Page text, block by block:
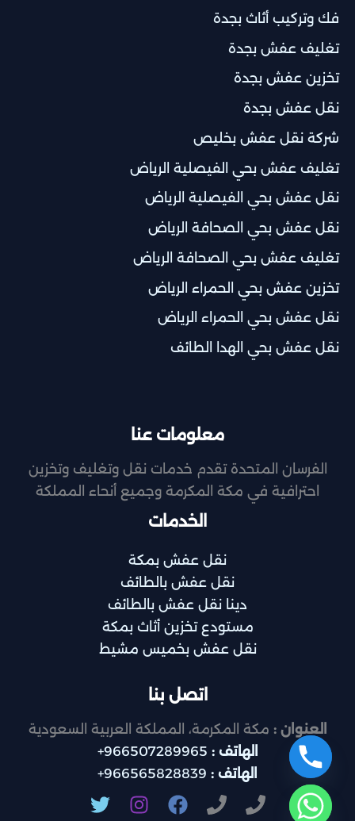
فك وتركيب أثاث بجدة
تغليف عفش بجدة
تخزين عفش بجدة
نقل عفش بجدة
شركة نقل عفش بخليص
تغليف عفش بحي الفيصلية الرياض
نقل عفش بحي الفيصلية الرياض
نقل عفش بحي الصحافة الرياض
تغليف عفش بحي الصحافة الرياض
تخزين عفش بحي الحمراء الرياض
نقل عفش بحي الحمراء الرياض
نقل عفش بحي الهدا الطائف
معلومات عنا
الفرسان المتحدة تقدم خدمات نقل وتغليف وتخزين
احترافية في مكة المكرمة وجميع أنحاء المملكة
الخدمات
نقل عفش بمكة
نقل عفش بالطائف
دينا نقل عفش بالطائف
مستودع تخزين أثاث بمكة
نقل عفش بخميس مشيط
اتصل بنا
العنوان : مكة المكرمة، المملكة العربية السعودية
الهاتف :
الهاتف :